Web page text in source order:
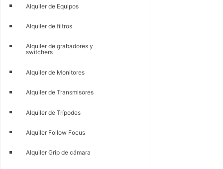
Alquiler de Equipos
Alquiler de filtros
Alquiler de grabadores y
switchers
Alquiler de Monitores
Alquiler de Transmisores
Alquiler de Trípodes
Alquiler Follow Focus
Alquiler Grip de cámara